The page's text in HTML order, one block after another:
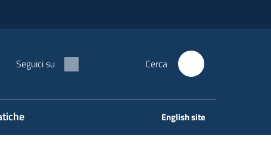
Seguici su Cerca
English site